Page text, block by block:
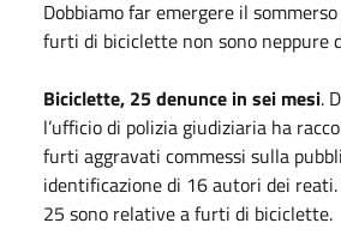
Dobbiamo far emergere il
furti di biciclette non sono neppure
Biciclette, 25 denunce in sei mesi.
l’ufficio di polizia giudiziaria ha
furti aggravati commessi sulla
identificazione di 16 autori dei
25 sono relative a furti di biciclette.